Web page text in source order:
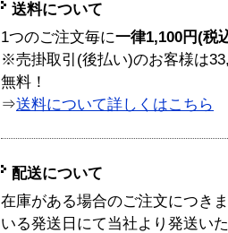
送料について
1つのご注文毎に一律1,100円(税
※売掛取引(後払い)のお客様は
無料！
⇒送料について詳しくはこちら
配送について
在庫がある場合のご注文につき
いる発送日にて当社より発送い